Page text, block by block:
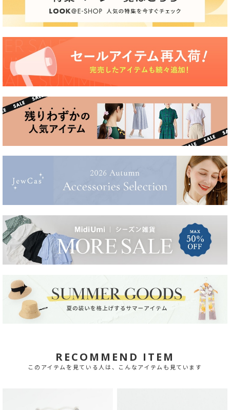
RECOMMEND ITEM
このアイテムを見ている人は、こんなアイテムも見ています